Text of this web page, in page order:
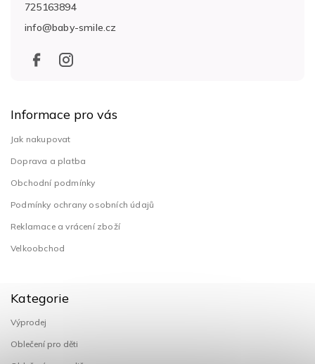
info@baby-smile.cz
725163894
Informace pro vás
Jak nakupovat
Doprava a platba
Obchodní podmínky
Podmínky ochrany osobních údajů
Reklamace a vrácení zboží
Velkoobchod
Kategorie
Výprodej
Oblečení pro děti